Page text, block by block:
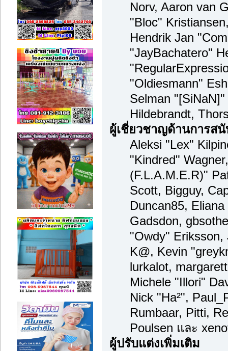
Norv, Aaron van
"Bloc"
Hendrik Jan
"JayBachatero"
"Oldiesmann"
Selman
Hildebrandt,
ผู้เชี่ยวชาญด้านการส
Aleksi "Lex"
"Kindred"
(F.L.A.M.E.R)"
Scott, Bigguy,
Duncan85,
Gadsdon,
"Owdy"
K@, Kevin
lurkalot,
Michele "Illori"
Nick "Ha²",
Rumbaar, Pitti,
Poulsen และ
ผู้ปรับแต่งเพิ่มเติม